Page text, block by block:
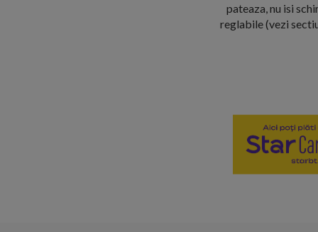
pateaza, nu isi
reglabile (vezi